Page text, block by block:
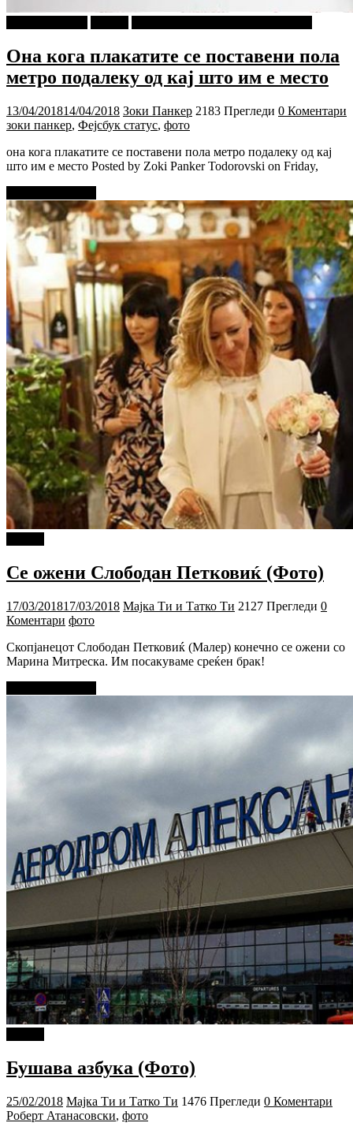
Она кога плакатите се поставени пола
метро подалеку од кај што им е место
13/04/201814/04/2018 Зоки Панкер 2183 Прегледи 0 Коментари
зоки панкер, Фејсбук статус, фото
она кога плакатите се поставени пола метро подалеку од кај
што им е место Posted by Zoki Panker Todorovski on Friday,
Се ожени Слободан Петковиќ (Фото)
17/03/201817/03/2018 Мајка Ти и Татко Ти 2127 Прегледи 0
Коментари фото
Скопјанецот Слободан Петковиќ (Малер) конечно се ожени со
Марина Митреска. Им посакуваме среќен брак!
Бушава азбука (Фото)
25/02/2018 Мајка Ти и Татко Ти 1476 Прегледи 0 Коментари
Роберт Атанасовски, фото